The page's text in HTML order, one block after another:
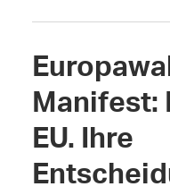
Manifest:
EU. Ihre